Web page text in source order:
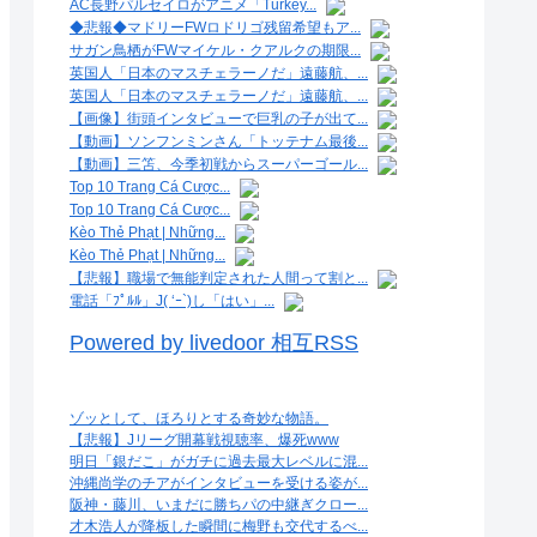
AC長野パルセイロがアニメ「Turkey...
◆悲報◆マドリーFWロドリゴ残留希望もア...
サガン鳥栖がFWマイケル・クアルクの期限...
英国人「日本のマスチェラーノだ」遠藤航、...
英国人「日本のマスチェラーノだ」遠藤航、...
【画像】街頭インタビューで巨乳の子が出て...
【動画】ソンフンミンさん「トッテナム最後...
【動画】三笘、今季初戦からスーパーゴール...
Top 10 Trang Cá Cược...
Top 10 Trang Cá Cược...
Kèo Thẻ Phạt | Những...
Kèo Thẻ Phạt | Những...
【悲報】職場で無能判定された人間って割と...
電話「ﾌﾟﾙﾙ」J( ‘ｰ`)し「はい」...
Powered by livedoor 相互RSS
ゾッとして、ほろりとする奇妙な物語。
【悲報】Jリーグ開幕戦視聴率、爆死www
明日「銀だこ」がガチに過去最大レベルに混...
沖縄尚学のチアがインタビューを受ける姿が...
阪神・藤川、いまだに勝ちパの中継ぎクロー...
才木浩人が降板した瞬間に梅野も交代するべ...